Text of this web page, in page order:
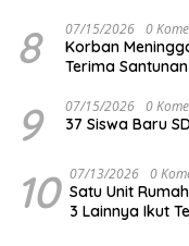
8 07/15/2026 0
Korban
Terima
9 07/15/2026 0
37 Siswa Baru
10 07/13/2026 0
Satu Unit
3 Lainnya Ikut